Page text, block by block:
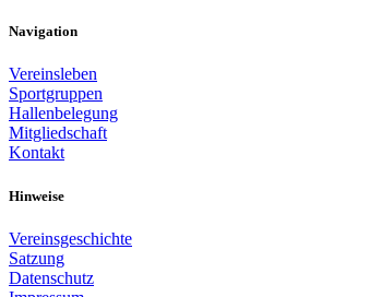
Navigation
Vereinsleben
Sportgruppen
Hallenbelegung
Mitgliedschaft
Kontakt
Hinweise
Vereinsgeschichte
Satzung
Datenschutz